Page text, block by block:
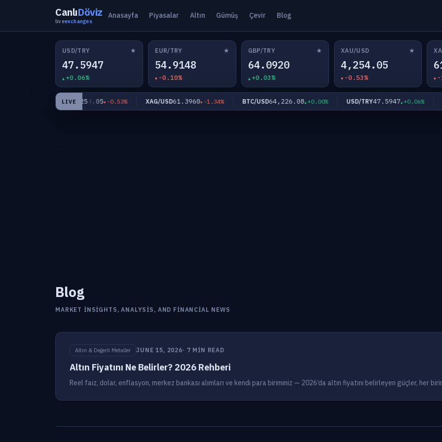
CanlıDöviz
liveexchanges
Anasayfa Piyasalar Altın Gümüş Çevir Blog
USD/TRY ★
47.5947
+0.06%
EUR/TRY ★
54.9148
-0.10%
GBP/TRY ★
64.0920
+0.03%
XAU/USD ★
4,254.05
-0.53% -
LIVE
XAU/USD4,254.05 -0.53% XAG/USD61.3960 -1.34% BTC/USD64,226.08 +0.00% USD/TRY47.5947 +0.06%
Blog
MARKET INSIGHTS, ANALYSIS, AND FINANCIAL NEWS
Altın & Değerli Metaller JUNE 15, 2026· 7 MIN READ
Altın Fiyatını Ne Belirler? 2026 Rehberi
Reel faiz, dolar, enflasyon, merkez bankası alımları ve kendi para biriminiz — 2026’da altın fiyatını belirleyen güçler, her